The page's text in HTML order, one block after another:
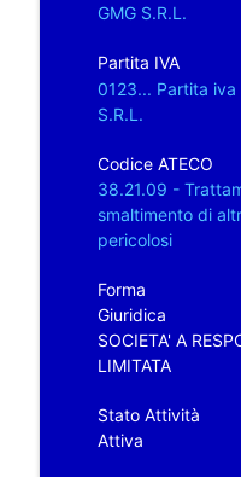
GMG S.R.L.
Partita IVA
0123... Partita iva
S.R.L.
Codice ATECO
38.21.09 -
smaltimento di
pericolosi
Forma
Giuridica
SOCIETA' A
LIMITATA
Stato Attività
Attiva